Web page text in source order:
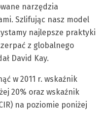
narzędzia
Szlifując nasz model
najlepsze praktyki
z globalnego
David Kay.
w 2011 r. wskaźnik
20% oraz wskaźnik
na poziomie poniżej